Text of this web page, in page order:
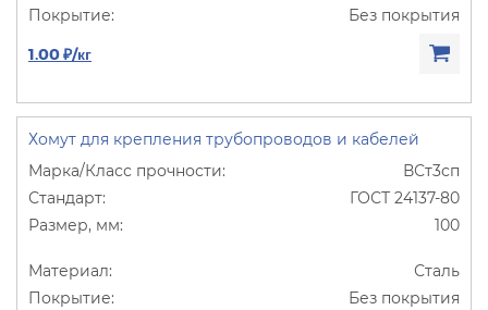
Без покрытия
1.00 ₽/кг
Хомут для крепления трубопроводов и кабелей
ВСт3сп
ГОСТ 24137-80
100
Сталь
Без покрытия